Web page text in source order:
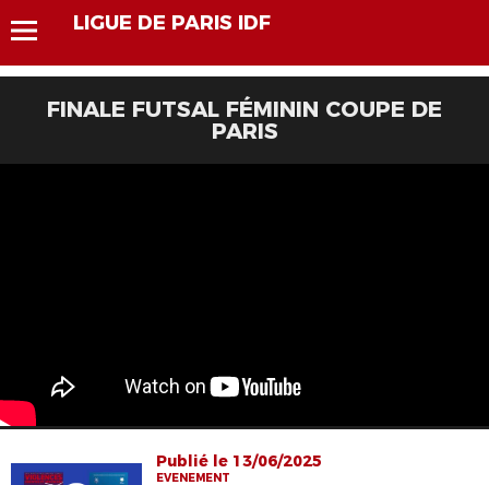
LIGUE DE PARIS IDF
FINALE FUTSAL FÉMININ COUPE DE
PARIS
Publié le 13/06/2025
EVENEMENT